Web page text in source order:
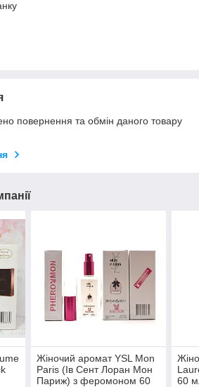
повернення та обмін даного товару
Жіночий аромат YSL Mon
Paris (Ів Сент Лоран Мон
Париж) з феромоном 60
60